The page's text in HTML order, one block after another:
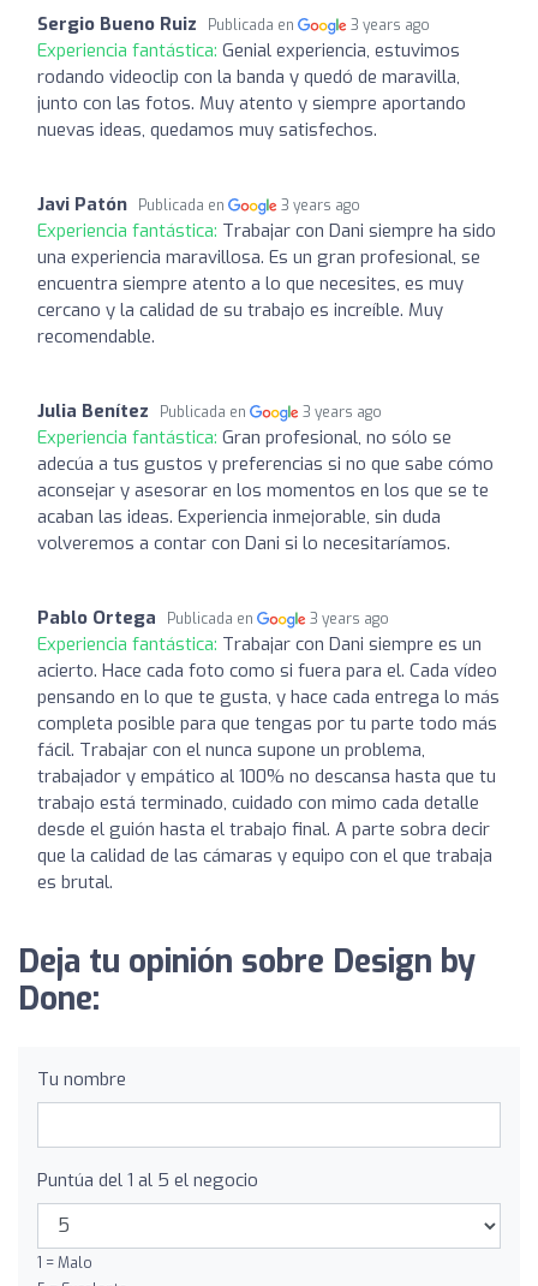
Sergio Bueno Ruiz Publicada en 3 years ago
Experiencia fantástica: Genial experiencia, estuvimos
rodando videoclip con la banda y quedó de maravilla,
junto con las fotos. Muy atento y siempre aportando
nuevas ideas, quedamos muy satisfechos.
Javi Patón Publicada en 3 years ago
Experiencia fantástica: Trabajar con Dani siempre ha sido
una experiencia maravillosa. Es un gran profesional, se
encuentra siempre atento a lo que necesites, es muy
cercano y la calidad de su trabajo es increíble. Muy
recomendable.
Julia Benítez Publicada en 3 years ago
Experiencia fantástica: Gran profesional, no sólo se
adecúa a tus gustos y preferencias si no que sabe cómo
aconsejar y asesorar en los momentos en los que se te
acaban las ideas. Experiencia inmejorable, sin duda
volveremos a contar con Dani si lo necesitaríamos.
Pablo Ortega Publicada en 3 years ago
Experiencia fantástica: Trabajar con Dani siempre es un
acierto. Hace cada foto como si fuera para el. Cada vídeo
pensando en lo que te gusta, y hace cada entrega lo más
completa posible para que tengas por tu parte todo más
fácil. Trabajar con el nunca supone un problema,
trabajador y empático al 100% no descansa hasta que tu
trabajo está terminado, cuidado con mimo cada detalle
desde el guión hasta el trabajo final. A parte sobra decir
que la calidad de las cámaras y equipo con el que trabaja
es brutal.
Deja tu opinión sobre Design by
Done:
Tu nombre
Puntúa del 1 al 5 el negocio
1 = Malo